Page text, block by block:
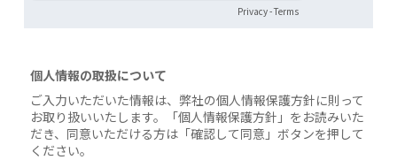
Privacy-Terms
個人情報の取扱について
ご入力いただいた情報は、弊社の個人情報保護方針に則って
お取り扱いいたします。「個人情報保護方針」をお読みいた
だき、同意いただける方は「確認して同意」ボタンを押して
ください。